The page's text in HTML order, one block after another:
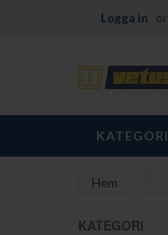
Logga in
KATEGORI
Hem
KATEGORI